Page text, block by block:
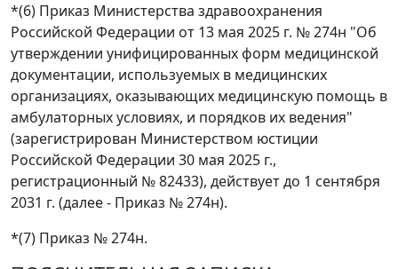
*(6) Приказ Министерства здравоохранения
Российской Федерации от 13 мая 2025 г. № 274н "Об
утверждении унифицированных форм медицинской
документации, используемых в медицинских
организациях, оказывающих медицинскую помощь в
амбулаторных условиях, и порядков их ведения"
(зарегистрирован Министерством юстиции
Российской Федерации 30 мая 2025 г.,
регистрационный № 82433), действует до 1 сентября
2031 г. (далее - Приказ № 274н).
*(7) Приказ № 274н.